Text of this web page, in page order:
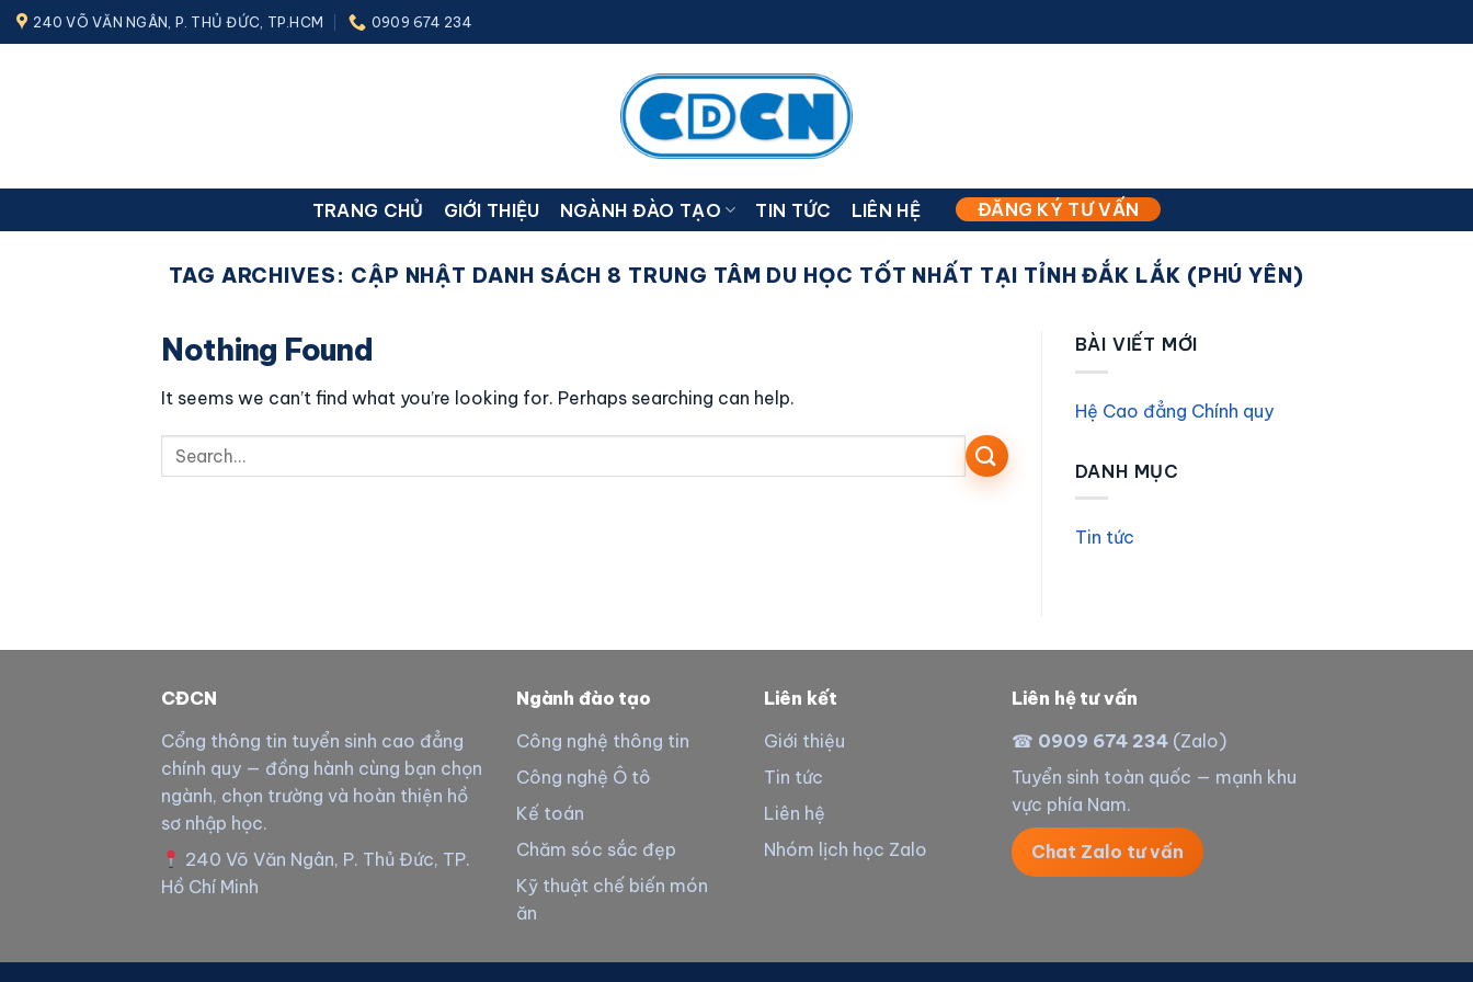
Skip
to
240 VÕ VĂN NGÂN, P. THỦ ĐỨC, TP.HCM 0909 674 234
TRANG CHỦ GIỚI THIỆU NGÀNH ĐÀO TẠO TIN TỨC LIÊN HỆ ĐĂNG KÝ TƯ VẤN
TAG ARCHIVES: CẬP NHẬT DANH SÁCH 8 TRUNG TÂM DU HỌC TỐT NHẤT TẠI TỈNH ĐẮK LẮK (PHÚ YÊN)
Nothing Found
It seems we can’t find what you’re looking for. Perhaps searching can help.
BÀI VIẾT MỚI
Hệ Cao đẳng Chính quy
DANH MỤC
Tin tức
CĐCN
Cổng thông tin tuyển sinh cao đẳng
chính quy — đồng hành cùng bạn chọn
ngành, chọn trường và hoàn thiện hồ
sơ nhập học.
240 Võ Văn Ngân, P. Thủ Đức, TP.
Hồ Chí Minh
Ngành đào tạo
Công nghệ thông tin
Công nghệ Ô tô
Kế toán
Chăm sóc sắc đẹp
Kỹ thuật chế biến món
ăn
Liên kết
Giới thiệu
Tin tức
Liên hệ
Nhóm lịch học Zalo
Liên hệ tư vấn
☎ 0909 674 234(Zalo)
Tuyển sinh toàn quốc — mạnh khu
vực phía Nam.
Chat Zalo tư vấn